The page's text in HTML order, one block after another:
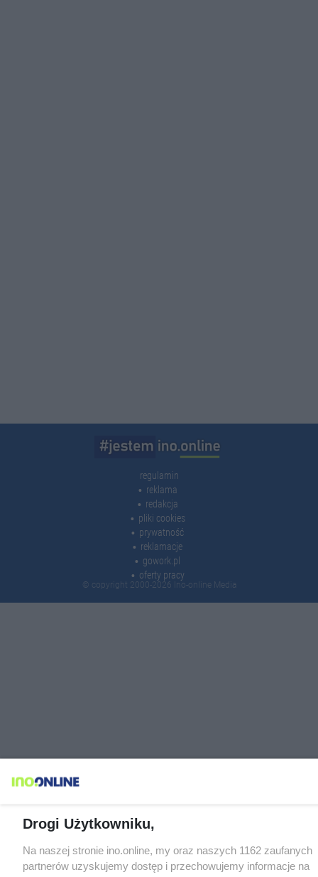
regulamin
reklama
redakcja
pliki cookies
prywatność
reklamacje
gowork.pl
oferty pracy
© copyright 2000-2026 Ino-online Media
Drogi Użytkowniku,
Na naszej stronie ino.online, my oraz naszych 1162 zaufanych
partnerów uzyskujemy dostęp i przechowujemy informacje na